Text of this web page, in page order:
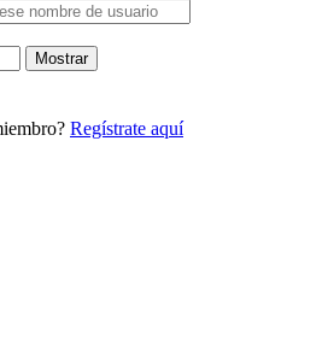
Mostrar
Regístrate aquí